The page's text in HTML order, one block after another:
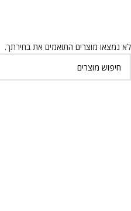
לא נמצאו מוצרים התואמים את בחירתך.